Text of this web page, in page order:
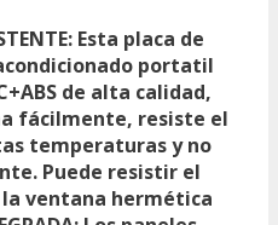
Esta placa de
portatil
de alta calidad,
fácilmente, resiste el
temperaturas y no
Puede resistir el
ventana hermética